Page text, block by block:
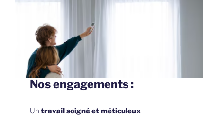
Nos engagements :
Untravail soigné et méticuleux